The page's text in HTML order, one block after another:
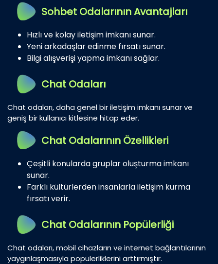
Sohbet Odalarının Avantajları
Hızlı ve kolay iletişim imkanı sunar.
Yeni arkadaşlar edinme fırsatı sunar.
Bilgi alışverişi yapma imkanı sağlar.
Chat Odaları
Chat odaları, daha genel bir iletişim imkanı sunar ve
geniş bir kullanıcı kitlesine hitap eder.
Chat Odalarının Özellikleri
Çeşitli konularda gruplar oluşturma imkanı
sunar.
Farklı kültürlerden insanlarla iletişim kurma
fırsatı verir.
Chat Odalarının Popülerliği
Chat odaları, mobil cihazların ve internet bağlantılarının
yaygınlaşmasıyla popülerliklerini arttırmıştır.